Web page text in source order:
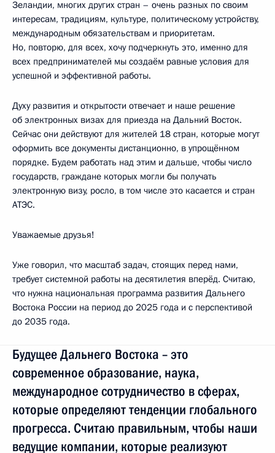
Зеландии, многих других стран – очень разных по своим
интересам, традициям, культуре, политическому устройству,
международным обязательствам и приоритетам.
Но, повторю, для всех, хочу подчеркнуть это, именно для
всех предпринимателей мы создаём равные условия для
успешной и эффективной работы.
Духу развития и открытости отвечает и наше решение
об электронных визах для приезда на Дальний Восток.
Сейчас они действуют для жителей 18 стран, которые могут
оформить все документы дистанционно, в упрощённом
порядке. Будем работать над этим и дальше, чтобы число
государств, граждане которых могли бы получать
электронную визу, росло, в том числе это касается и стран
АТЭС.
Уважаемые друзья!
Уже говорил, что масштаб задач, стоящих перед нами,
требует системной работы на десятилетия вперёд. Считаю,
что нужна национальная программа развития Дальнего
Востока России на период до 2025 года и с перспективой
до 2035 года.
Будущее Дальнего Востока – это
современное образование, наука,
международное сотрудничество в сферах,
которые определяют тенденции глобального
прогресса. Считаю правильным, чтобы наши
ведущие компании, которые реализуют